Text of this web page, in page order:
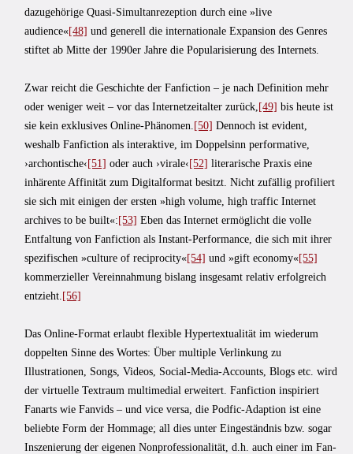
dazugehörige Quasi-Simultanrezeption durch eine »live
audience«[48] und generell die internationale Expansion des Genres
stiftet ab Mitte der 1990er Jahre die Popularisierung des Internets.
Zwar reicht die Geschichte der Fanfiction – je nach Definition mehr
oder weniger weit – vor das Internetzeitalter zurück, [49] bis heute ist
sie kein exklusives Online-Phänomen. [50] Dennoch ist evident,
weshalb Fanfiction als interaktive, im Doppelsinn performative,
›archontische‹ [51] oder auch ›virale‹ [52] literarische Praxis eine
inhärente Affinität zum Digitalformat besitzt. Nicht zufällig profiliert
sie sich mit einigen der ersten »high volume, high traffic Internet
archives to be built«: [53] Eben das Internet ermöglicht die volle
Entfaltung von Fanfiction als Instant-Performance, die sich mit ihrer
spezifischen »culture of reciprocity«[54] und »gift economy«[55]
kommerzieller Vereinnahmung bislang insgesamt relativ erfolgreich
entzieht. [56]
Das Online-Format erlaubt flexible Hypertextualität im wiederum
doppelten Sinne des Wortes: Über multiple Verlinkung zu
Illustrationen, Songs, Videos, Social-Media-Accounts, Blogs etc. wird
der virtuelle Textraum multimedial erweitert. Fanfiction inspiriert
Fanarts wie Fanvids – und vice versa, die Podfic-Adaption ist eine
beliebte Form der Hommage; all dies unter Eingeständnis bzw. sogar
Inszenierung der eigenen Nonprofessionalität, d.h. auch einer im Fan-